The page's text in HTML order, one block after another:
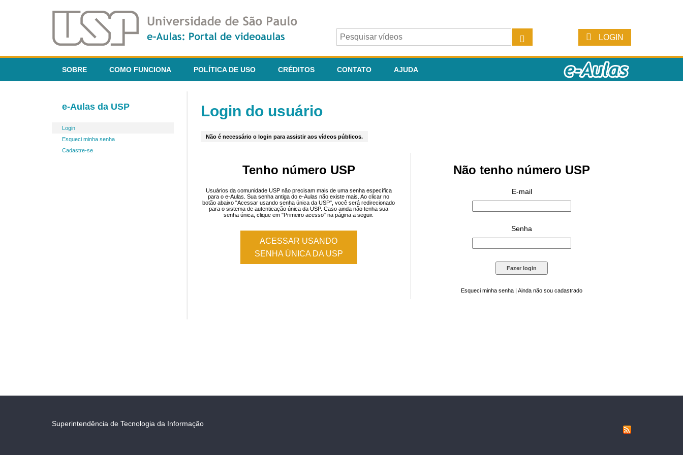
LOGIN
SOBRE COMO FUNCIONA POLÍTICA DE USO CRÉDITOS CONTATO AJUDA
e-Aulas da USP
Login
Esqueci minha senha
Cadastre-se
Login do usuário
Não é necessário o login para assistir aos vídeos públicos.
Tenho número USP
Usuários da comunidade USP não precisam mais de uma senha específica
para o e-Aulas. Sua senha antiga do e-Aulas não existe mais. Ao clicar no
botão abaixo "Acessar usando senha única da USP", você será redirecionado
para o sistema de autenticação única da USP. Caso ainda não tenha sua
senha única, clique em "Primeiro acesso" na página a seguir.
ACESSAR USANDO
SENHA ÚNICA DA USP
Não tenho número USP
E-mail
Senha
Esqueci minha senha | Ainda não sou cadastrado
Superintendência de Tecnologia da Informação